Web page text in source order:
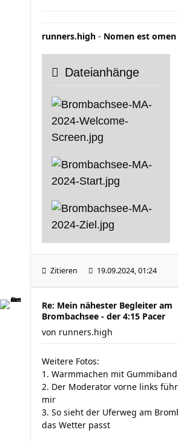
runners.high - Nomen est omen
Dateianhänge
Zitieren 19.09.2024, 01:24
Re: Mein nähester Begleiter am
Brombachsee - der 4:15 Pacer
von runners.high
Weitere Fotos:
1. Warmmachen mit
2. Der Moderator vorne links
mir
3. So sieht der Uferweg am
das Wetter passt